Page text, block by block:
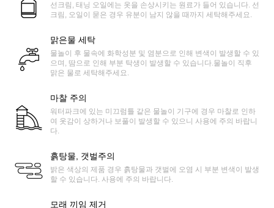
선크림, 태닝 오일에는 옷을 손상시키는 원료가 들어 있습니다. 선
크림, 오일이 묻은 경우 유분이 남지 않을 때까지 세탁해주세요.
맑은물 세탁
물놀이 후 물속에 화학성분 및 염분으로 인해 변색이 발생할 수 있
으며, 땀으로 인해 부분 탁생이 발생할 수 있습니다.물놀이 직후
맑은 물로 세탁해주세요.
마찰 주의
워터파크에 있는 미끄럼틀 같은 물놀이 기구에 경우 마찰로 인하
여 옷감이 상하거나 보풀이 발생할 수 있으니 사용에 주의 바랍니
다.
흙탕물, 갯벌주의
밝은 색상의 제품 경우 흙탕물과 갯벌에 오염 시 부분 변색이 발생
할 수 있습니다. 사용에 주의 바랍니다.
모래 끼임 제거